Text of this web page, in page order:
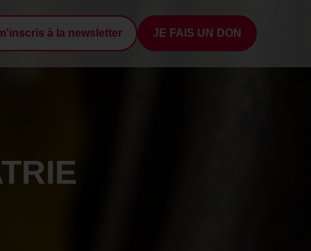
à la newsletter
JE FAIS UN DON